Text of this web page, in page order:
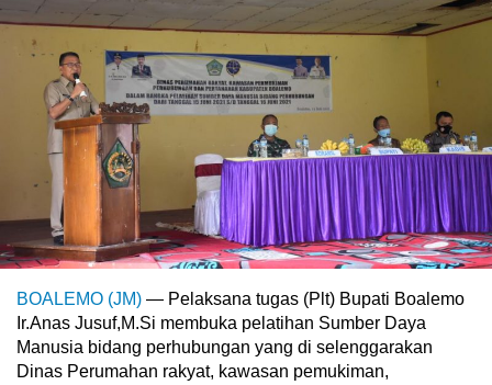
BOALEMO (JM) — Pelaksana tugas (Plt) Bupati Boalemo
Ir.Anas Jusuf,M.Si membuka pelatihan Sumber Daya
Manusia bidang perhubungan yang di selenggarakan
Dinas Perumahan rakyat, kawasan pemukiman,